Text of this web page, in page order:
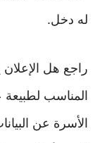
له دخل.
راجع هل
المناسب
الأسرة عن